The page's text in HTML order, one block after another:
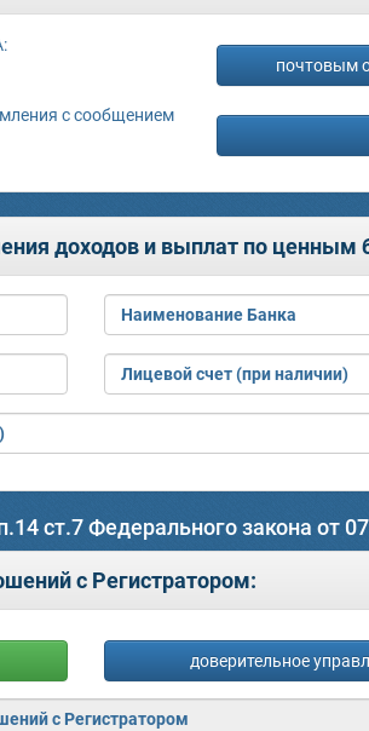
почтовым
с сообщением
доходов и выплат по ценным
Наименование Банка
Лицевой счет (при наличии)
п.14 ст.7 Федерального закона
с Регистратором:
доверительное
с Регистратором